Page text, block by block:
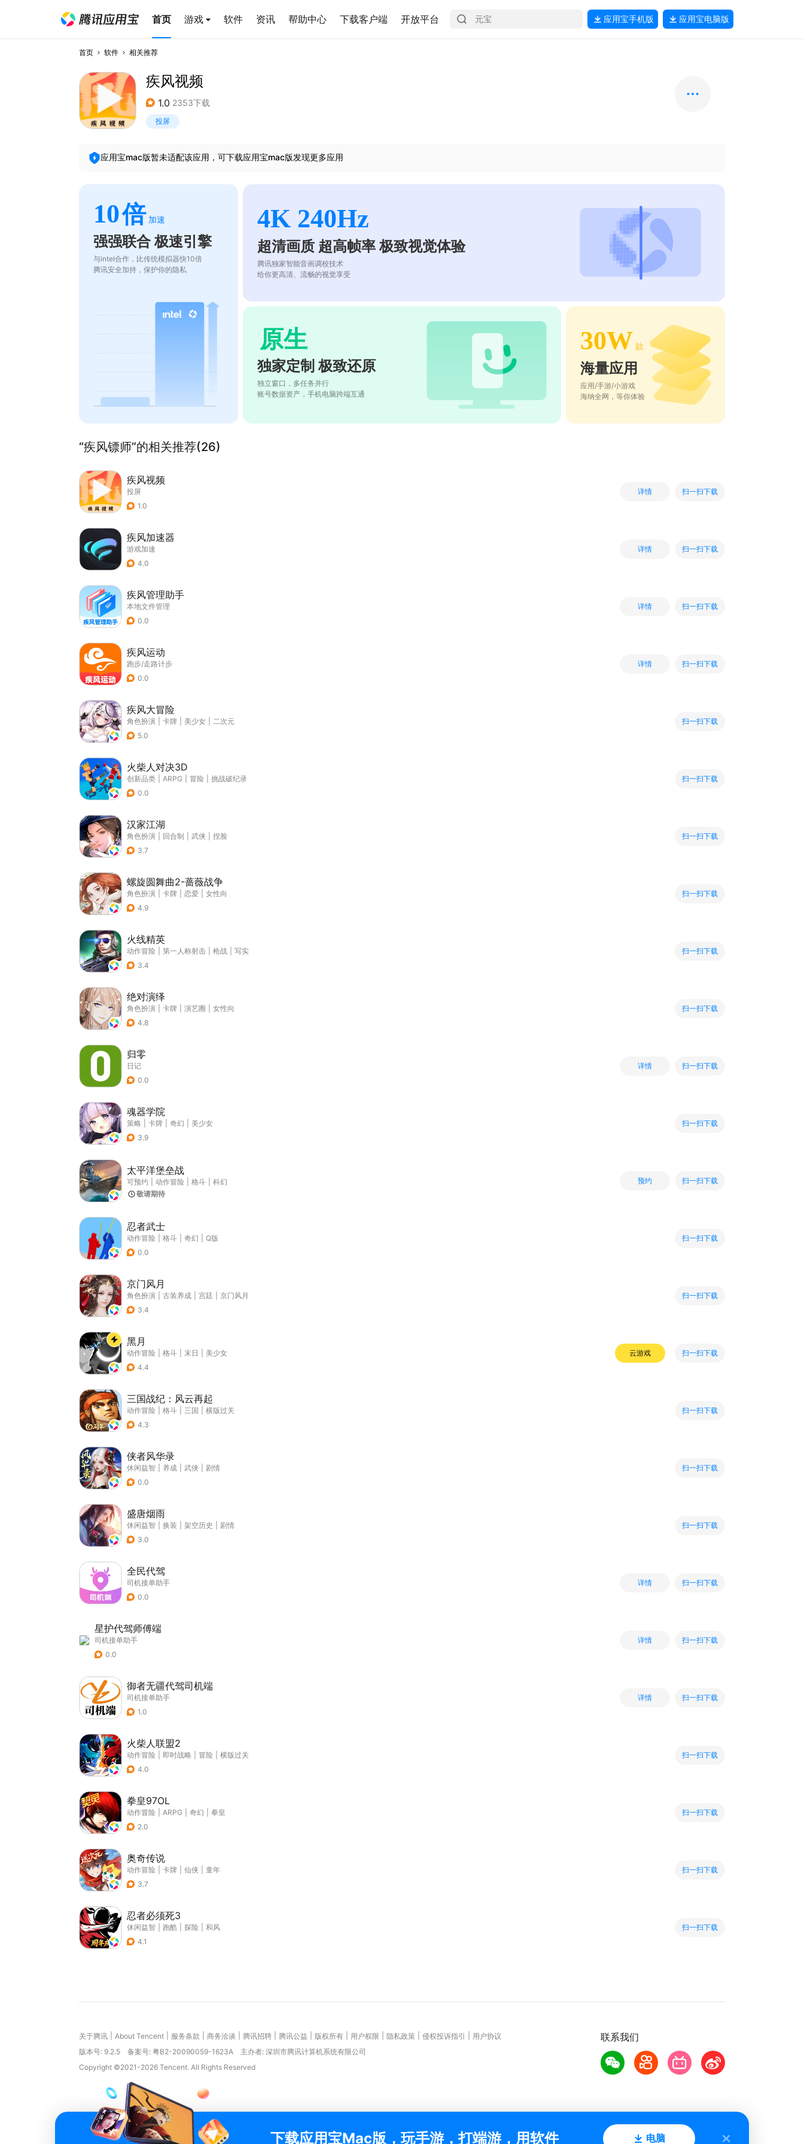
首页 游戏 软件 资讯 帮助中心 下载客户端 开放平台 应用宝手机版 应用宝电脑版
首页 软件 相关推荐
疾风视频
1.0 2353下载
投屏
应用宝mac版暂未适配该应用，可下载应用宝mac版发现更多应用
10倍 加速
强强联合 极速引擎
与intel合作，比传统模拟器快10倍
腾讯安全加持，保护你的隐私
4K 240Hz
超清画质 超高帧率 极致视觉体验
腾讯独家智能音画调校技术
给你更高清、流畅的视觉享受
原生
独家定制 极致还原
独立窗口，多任务并行
账号数据资产，手机电脑跨端互通
30W 款
海量应用
应用/手游/小游戏
海纳全网，等你体验
“疾风镖师”的相关推荐(26)
疾风视频
投屏
1.0
详情 扫一扫下载
疾风加速器
游戏加速
4.0
详情 扫一扫下载
疾风管理助手
本地文件管理
0.0
详情 扫一扫下载
疾风运动
跑步/走路计步
0.0
详情 扫一扫下载
疾风大冒险
角色扮演 卡牌 美少女
二次元
5.0
扫一扫下载
火柴人对决3D
创新品类 ARPG 冒险
挑战破纪录
0.0
扫一扫下载
汉家江湖
角色扮演 回合制 武侠
捏脸
3.7
扫一扫下载
螺旋圆舞曲2-蔷薇战争
角色扮演 卡牌 恋爱
女性向
4.9
扫一扫下载
火线精英
动作冒险 第一人称射击 枪战
写实
3.4
扫一扫下载
绝对演绎
角色扮演 卡牌 演艺圈
女性向
4.8
扫一扫下载
归零
日记
0.0
详情 扫一扫下载
魂器学院
策略 卡牌 奇幻
美少女
3.9
扫一扫下载
太平洋堡垒战
可预约 动作冒险 格斗
科幻
敬请期待
预约 扫一扫下载
忍者武士
动作冒险 格斗 奇幻
Q版
0.0
扫一扫下载
京门风月
角色扮演 古装养成 宫廷
京门风月
3.4
扫一扫下载
黑月
动作冒险 格斗 末日
美少女
4.4
云游戏 扫一扫下载
三国战纪：风云再起
动作冒险 格斗 三国
横版过关
4.3
扫一扫下载
侠者风华录
休闲益智 养成 武侠
剧情
0.0
扫一扫下载
盛唐烟雨
休闲益智 换装 架空历史
剧情
3.0
扫一扫下载
全民代驾
司机接单助手
0.0
详情 扫一扫下载
星护代驾师傅端
司机接单助手
0.0
详情 扫一扫下载
御者无疆代驾司机端
司机接单助手
1.0
详情 扫一扫下载
火柴人联盟2
动作冒险 即时战略 冒险
横版过关
4.0
扫一扫下载
拳皇97OL
动作冒险 ARPG 奇幻
拳皇
2.0
扫一扫下载
奥奇传说
动作冒险 卡牌 仙侠
童年
3.7
扫一扫下载
忍者必须死3
休闲益智 跑酷 探险
和风
4.1
扫一扫下载
联系我们
关于腾讯 About Tencent 服务条款 商务洽谈 腾讯招聘 腾讯公益 版权所有 用户权限 隐私政策 侵权投诉指引
用户协议
版本号: 9.2.5 备案号: 粤B2-20090059-1623A
主办者: 深圳市腾讯计算机系统有限公司
Copyright ©2021-2026 Tencent. All Rights Reserved
下载应用宝Mac版，玩手游，打端游，用软件 电脑